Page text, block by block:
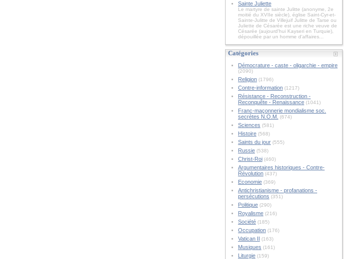
Sainte Juliette
Le martyre de sainte Julitte (anonyme, 2e
moitié du XVIIe siècle), église Saint-Cyr-et-
Sainte-Julitte de Villejuif Julitte de Tarse ou
Juliette de Césarée est une riche veuve de
Césarée (aujourd'hui Kayseri en Turquie),
dépouillée par un homme d'affaires...
Catégories
Démocrature - caste - oligarchie - empire
(2090)
Religion(1796)
Contre-information(1217)
Résistance - Reconstruction -
Reconquête - Renaissance(1041)
Franc-maçonnerie mondialisme soc.
secrètes N.O.M. (674)
Sciences (581)
Histoire(568)
Saints du jour(555)
Russie(538)
Christ-Roi(460)
Argumentaires historiques - Contre-
Révolution(437)
Economie(369)
Antichristianisme - profanations -
persécutions (351)
Politique(290)
Royalisme(216)
Société(185)
Occupation(176)
Vatican II (163)
Musiques (161)
Liturgie(159)